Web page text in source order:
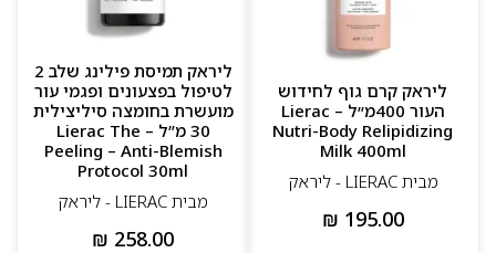
ליראק קרם גוף לחידוש
העור 400מ״ל – Lierac
Nutri-Body Relipidizing
Milk 400ml
מבית LIERAC - ליראק
₪ 195.00
ליראק תמיסת פילינג שלב 2
לטיפול בפצעונים ופגמי עור
מועשרת בחומצה סיליצילית
30 מ”ל – Lierac The
Peeling – Anti-Blemish
Protocol 30ml
מבית LIERAC - ליראק
₪ 258.00